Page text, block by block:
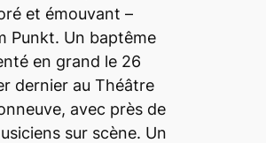
et émouvant –
Punkt. Un baptême
en grand le 26
dernier au Théâtre
avec près de
sur scène. Un